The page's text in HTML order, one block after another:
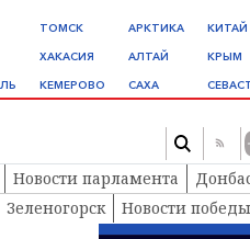
ТОМСК
ХАКАСИЯ
КЕМЕРОВО
АРКТИКА
АЛТАЙ
САХА
КИТАЙ
КРЫМ
Новости парламента
Зеленогорск
Новости победы